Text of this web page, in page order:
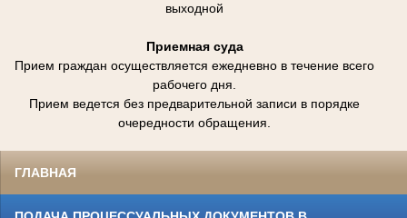
выходной
Приемная суда
Прием граждан осуществляется ежедневно в течение всего
рабочего дня.
Прием ведется без предварительной записи в порядке
очередности обращения.
ГЛАВНАЯ